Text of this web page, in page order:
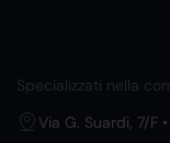
Specializzati nella
Via G. Suardi, 7/F